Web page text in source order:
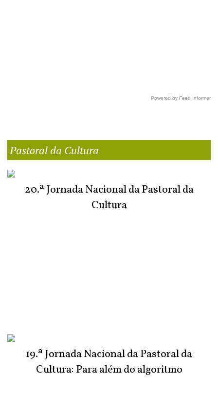
Powered by Feed Informer
Pastoral da Cultura
20.ª Jornada Nacional da Pastoral da
Cultura
19.ª Jornada Nacional da Pastoral da
Cultura: Para além do algoritmo